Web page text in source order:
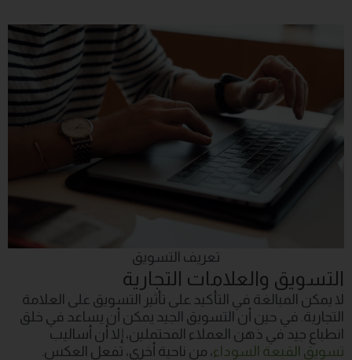
تعريف التسويق
التسويق والعلامات التجارية
لا يمكن المبالغة في التأكيد على تأثير التسويق على العلامة
التجارية. في حين أن التسويق الجيد يمكن أن يساعد في خلق
انطباع جيد في ذهن العملاء المحتملين، إلا أن أساليب
تسويق القبعة السوداء، من ناحية أخرى، تفعل العكس.